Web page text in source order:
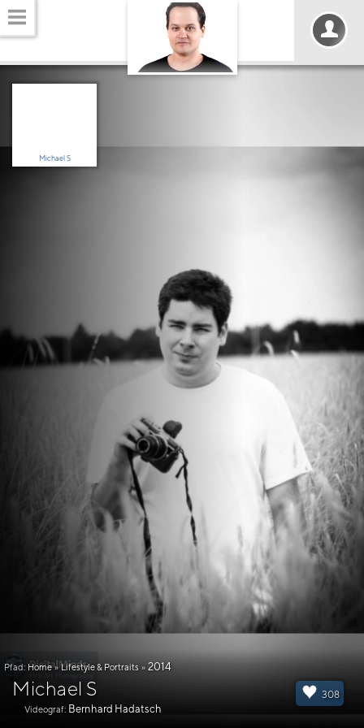
Michael S
308
Pfad: Home » Lifestyle & Portraits » 2014
Michael S
Videograf: Bernhard Hadatsch